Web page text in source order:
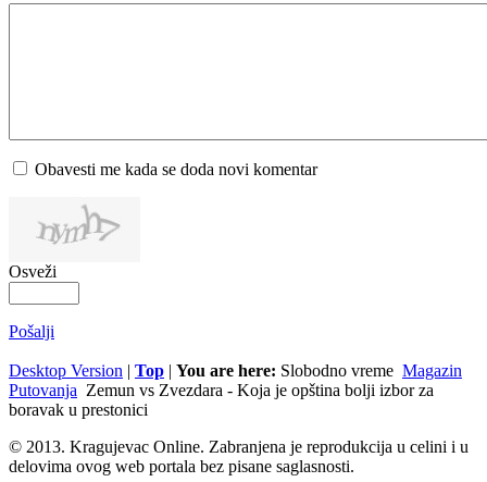
Obavesti me kada se doda novi komentar
Osveži
Pošalji
Desktop Version | Top | You are here: Slobodno vreme Magazin
Putovanja Zemun vs Zvezdara - Koja je opština bolji izbor za
boravak u prestonici
© 2013. Kragujevac Online. Zabranjena je reprodukcija u celini i u
delovima ovog web portala bez pisane saglasnosti.